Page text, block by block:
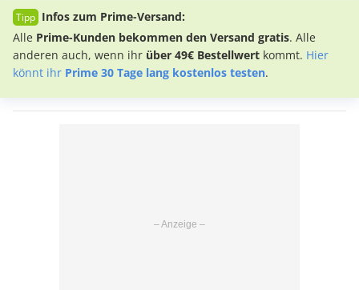
Infos zum Prime-Versand:
Alle Prime-Kunden bekommen den Versand gratis. Alle
anderen auch, wenn ihr über 49€ Bestellwert kommt. Hier
könnt ihr Prime 30 Tage lang kostenlos testen.